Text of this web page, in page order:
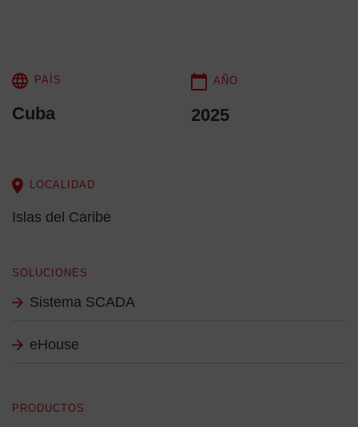
PAÌS
Cuba
AÑO
2025
LOCALIDAD
Islas del Caribe
SOLUCIONES
Sistema SCADA
eHouse
PRODUCTOS